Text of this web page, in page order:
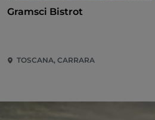
Gramsci Bistrot
TOSCANA, CARRARA